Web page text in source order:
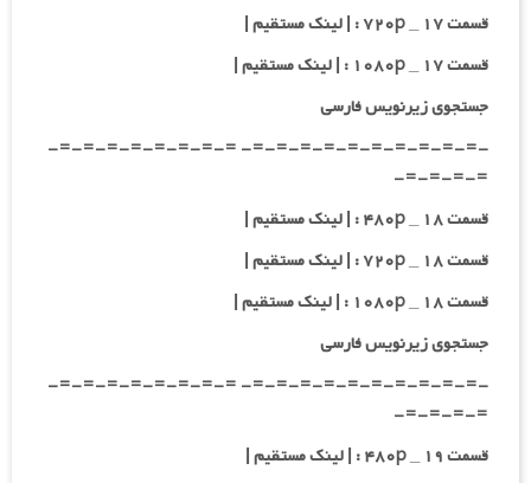
قسمت ۱۷ _ ۷۲۰p : | لینک مستقیم |
قسمت ۱۷ _ ۱۰۸۰p : | لینک مستقیم |
جستجوی زیرنویس فارسی
-=-=-=-=-=-=-=-=-=-=- =-=-=-=-=-=-=-=-
=-=-=-=-
قسمت ۱۸ _ ۴۸۰p : | لینک مستقیم |
قسمت ۱۸ _ ۷۲۰p : | لینک مستقیم |
قسمت ۱۸ _ ۱۰۸۰p : | لینک مستقیم |
جستجوی زیرنویس فارسی
-=-=-=-=-=-=-=-=-=-=- =-=-=-=-=-=-=-=-
=-=-=-=-
قسمت ۱۹ _ ۴۸۰p : | لینک مستقیم |